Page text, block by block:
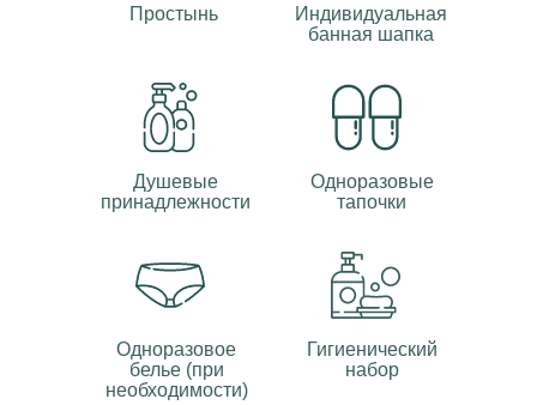
Простынь
Индивидуальная
банная шапка
Душевые
принадлежности
Одноразовые
тапочки
Одноразовое
белье (при
необходимости)
Гигиенический
набор